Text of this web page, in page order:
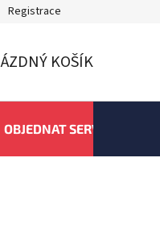
Registrace
KOŠÍK
OBJEDNAT SERVIS